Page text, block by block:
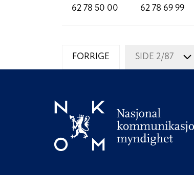
62 78 50 00 62 78 69 99
FORRIGE SIDE 2/87